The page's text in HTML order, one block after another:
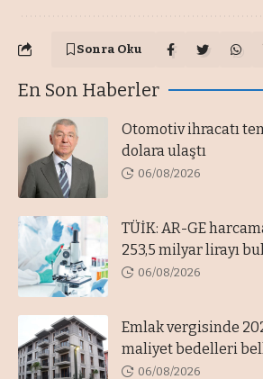
Sonra Oku
En Son Haberler
Otomotiv ihracatı
dolara ulaştı
06/08/2026
TÜİK: AR-GE
253,5 milyar lirayı
06/08/2026
Emlak vergisinde
maliyet bedelleri
06/08/2026